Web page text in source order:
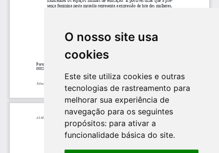
O nosso site usa
cookies
Este site utiliza cookies e outras
tecnologias de rastreamento para
melhorar sua experiência de
navegação para os seguintes
propósitos: para ativar a
funcionalidade básica do site.